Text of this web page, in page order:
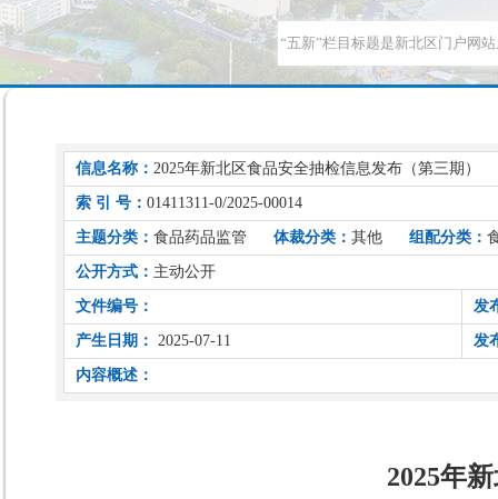
信息名称： 2025年新北区食品安全抽检信息发布（第三期）
索 引 号： 01411311-0/2025-00014
主题分类： 食品药品监管 体裁分类： 其他 组配分类：
公开方式： 主动公开
文件编号： 发
产生日期： 2025-07-11 发
内容概述：
2025年